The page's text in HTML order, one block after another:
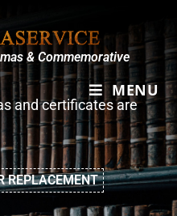
MENU
& Commemorative
and certificates are
REPLACEMENT